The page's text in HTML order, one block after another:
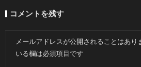
コメントを残す
メールアドレスが公開されることはあり
いる欄は必須項目です